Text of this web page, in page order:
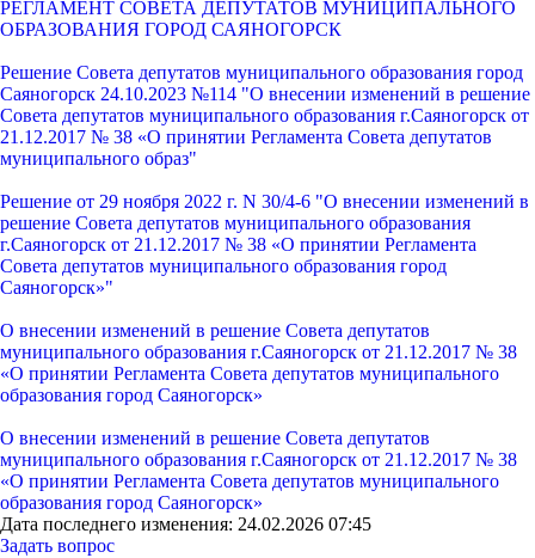
РЕГЛАМЕНТ СОВЕТА ДЕПУТАТОВ МУНИЦИПАЛЬНОГО
ОБРАЗОВАНИЯ ГОРОД САЯНОГОРСК
Решение Совета депутатов муниципального образования город
Саяногорск 24.10.2023 №114 "О внесении изменений в решение
Совета депутатов муниципального образования г.Саяногорск от
21.12.2017 № 38 «О принятии Регламента Совета депутатов
муниципального образ"
Решение от 29 ноября 2022 г. N 30/4-6 "О внесении изменений в
решение Совета депутатов муниципального образования
г.Саяногорск от 21.12.2017 № 38 «О принятии Регламента
Совета депутатов муниципального образования город
Саяногорск»"
О внесении изменений в решение Совета депутатов
муниципального образования г.Саяногорск от 21.12.2017 № 38
«О принятии Регламента Совета депутатов муниципального
образования город Саяногорск»
О внесении изменений в решение Совета депутатов
муниципального образования г.Саяногорск от 21.12.2017 № 38
«О принятии Регламента Совета депутатов муниципального
образования город Саяногорск»
Дата последнего изменения: 24.02.2026 07:45
Задать вопрос